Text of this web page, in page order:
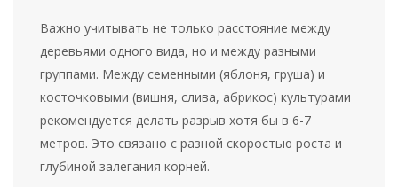
Важно учитывать не только расстояние между
деревьями одного вида, но и между разными
группами. Между семенными (яблоня, груша) и
косточковыми (вишня, слива, абрикос) культурами
рекомендуется делать разрыв хотя бы в 6-7
метров. Это связано с разной скоростью роста и
глубиной залегания корней.